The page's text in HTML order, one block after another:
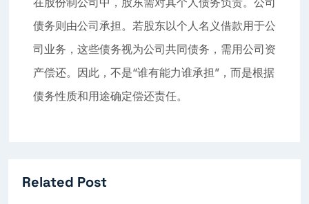
债务则由公司承担。若股东以个人名义借款用于公
司业务，这些债务视为公司共同债务，需用公司资
产偿还。因此，不是“谁有能力谁承担”，而是根据
债务性质和用途确定偿还责任。
Related Post